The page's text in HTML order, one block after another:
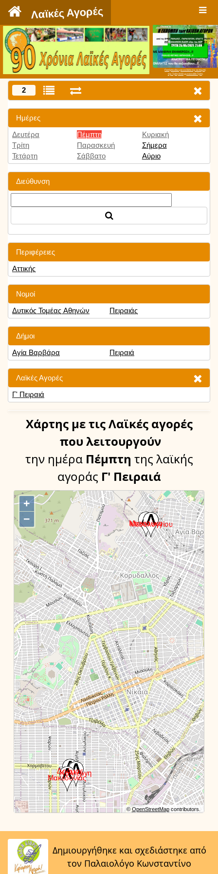
Λαϊκές Αγορές
Πατήστε εδώ για να δείτε την εκπομπή
την Τρίτη 9:00 μμ και κάθε Τρίτη
2
Ημέρες
Δευτέρα
Τρίτη
Τετάρτη
Πέμπτη
Παρασκευή
Σάββατο
Κυριακή
Σήμερα
Αύριο
Διεύθυνση
Περιφέρειες
Αττικής
Νομοί
Δυτικός Τομέας Αθηνών
Πειραιάς
Δήμοι
Αγία Βαρβάρα
Πειραιά
Λαϊκές Αγορές
Γ' Πειραιά
Χάρτης με τις Λαϊκές αγορές
που λειτουργούν
την ημέραΠέμπτη της λαϊκής
αγοράς Γ' Πειραιά
+
−
©OpenStreetMapcontributors.
Δημιουργήθηκε και σχεδιάστηκε από
τον Παλαιολόγο Κωνσταντίνο